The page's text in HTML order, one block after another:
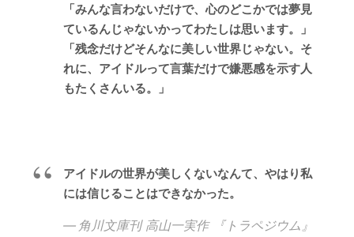
「みんな言わないだけで、心のどこかでは夢見
ているんじゃないかってわたしは思います。」
「残念だけどそんなに美しい世界じゃない。そ
れに、アイドルって言葉だけで嫌悪感を示す人
もたくさんいる。」
アイドルの世界が美しくないなんて、やはり私
には信じることはできなかった。
角川文庫刊 高山一実作 『トラペジウム』